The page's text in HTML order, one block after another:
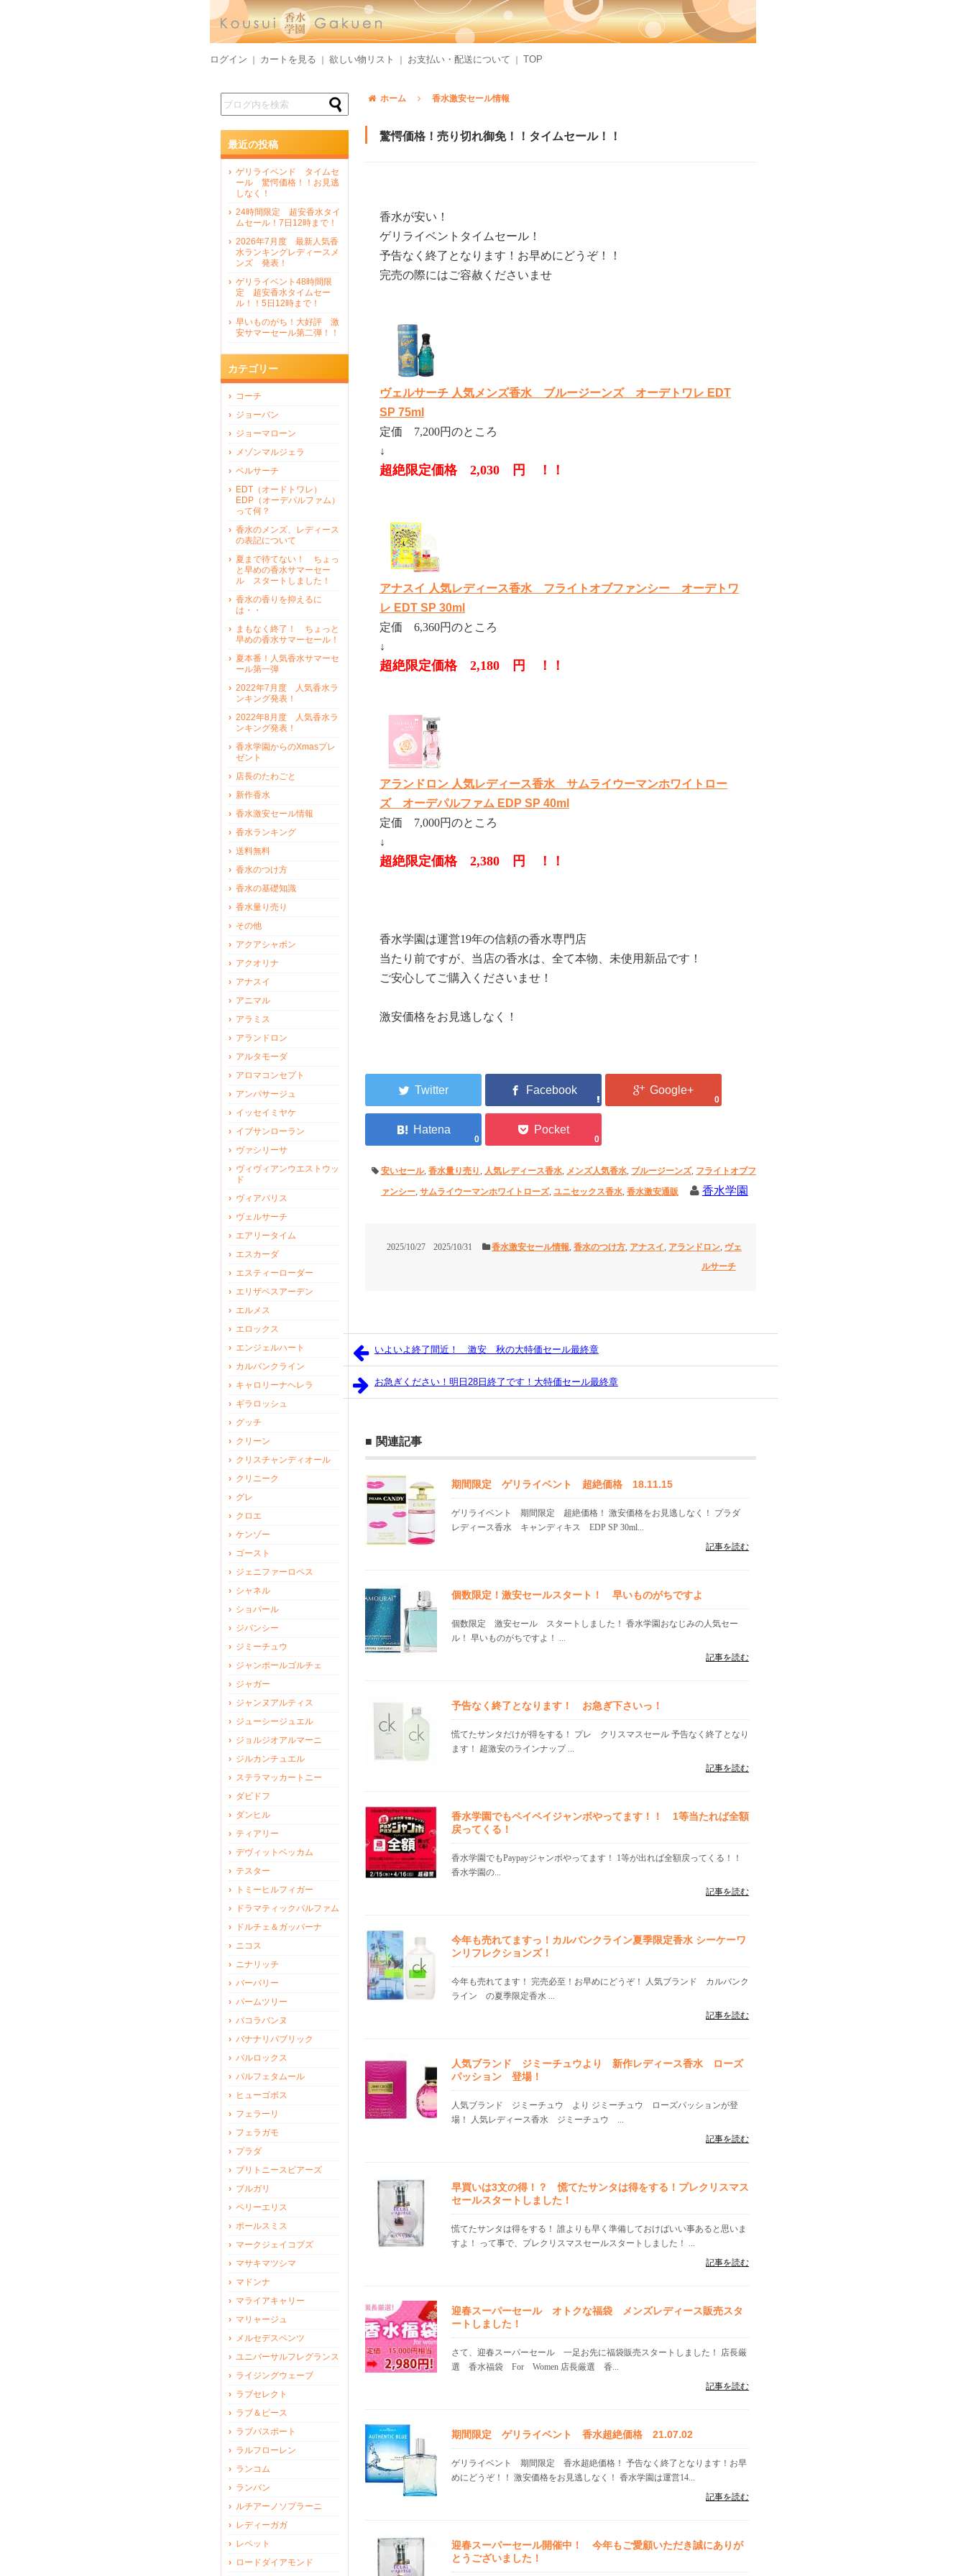
ログイン カートを見る 欲しい物リスト お支払い・配送について TOP
ホーム 香水激安セール情報
驚愕価格！売り切れ御免！！タイムセール！！
香水が安い！
ゲリライベントタイムセール！
予告なく終了となります！お早めにどうぞ！！
完売の際にはご容赦くださいませ
ヴェルサーチ 人気メンズ香水 ブルージーンズ オーデトワレ EDT
SP 75ml
定価 7,200円のところ
↓
超絶限定価格 2,030 円 ！！
アナスイ 人気レディース香水 フライトオブファンシー オーデトワ
レ EDT SP 30ml
定価 6,360円のところ
↓
超絶限定価格 2,180 円 ！！
アランドロン 人気レディース香水 サムライウーマンホワイトロー
ズ オーデパルファム EDP SP 40ml
定価 7,000円のところ
↓
超絶限定価格 2,380 円 ！！
香水学園は運営19年の信頼の香水専門店
当たり前ですが、当店の香水は、全て本物、未使用新品です！
ご安心してご購入くださいませ！
激安価格をお見逃しなく！
0
0 0
安いセール, 香水量り売り, 人気レディース香水, メンズ人気香水, ブルージーンズ, フライトオブフ
ァンシー, サムライウーマンホワイトローズ, ユニセックス香水, 香水激安通販 香水学園
2025/10/27 2025/10/31 香水激安セール情報, 香水のつけ方, アナスイ, アランドロン, ヴェ
ルサーチ
いよいよ終了間近！ 激安 秋の大特価セール最終章
お急ぎください！明日28日終了です！大特価セール最終章
関連記事
期間限定 ゲリライベント 超絶価格 18.11.15
ゲリライベント 期間限定 超絶価格！ 激安価格をお見逃しなく！ プラダ
レディース香水 キャンディキス EDP SP 30ml...
記事を読む
個数限定！激安セールスタート！ 早いものがちですよ
個数限定 激安セール スタートしました！ 香水学園おなじみの人気セー
ル！ 早いものがちですよ！ ...
記事を読む
予告なく終了となります！ お急ぎ下さいっ！
慌てたサンタだけが得をする！ プレ クリスマスセール 予告なく終了となり
ます！ 超激安のラインナップ ...
記事を読む
香水学園でもペイペイジャンボやってます！！ 1等当たれば全額
戻ってくる！
香水学園でもPaypayジャンボやってます！ 1等が出れば全額戻ってくる！！
香水学園の...
記事を読む
今年も売れてますっ！カルバンクライン夏季限定香水 シーケーワ
ンリフレクションズ！
今年も売れてます！ 完売必至！お早めにどうぞ！ 人気ブランド カルバンク
ライン の夏季限定香水 ...
記事を読む
人気ブランド ジミーチュウより 新作レディース香水 ローズ
パッション 登場！
人気ブランド ジミーチュウ より ジミーチュウ ローズパッションが登
場！ 人気レディース香水 ジミーチュウ ...
記事を読む
早買いは3文の得！？ 慌てたサンタは得をする！プレクリスマス
セールスタートしました！
慌てたサンタは得をする！ 誰よりも早く準備しておけばいい事あると思いま
すよ！ って事で、プレクリスマスセールスタートしました！ ...
記事を読む
迎春スーパーセール オトクな福袋 メンズレディース販売スタ
ートしました！
さて、迎春スーパーセール 一足お先に福袋販売スタートしました！ 店長厳
選 香水福袋 For Women 店長厳選 香...
記事を読む
期間限定 ゲリライベント 香水超絶価格 21.07.02
ゲリライベント 期間限定 香水超絶価格！ 予告なく終了となります！お早
めにどうぞ！！ 激安価格をお見逃しなく！ 香水学園は運営14...
記事を読む
迎春スーパーセール開催中！ 今年もご愛顧いただき誠にありが
とうございました！
最近の投稿
ゲリライベンド タイムセ
ール 驚愕価格！！お見逃
しなく！
24時間限定 超安香水タイ
ムセール！7日12時まで！
2026年7月度 最新人気香
水ランキングレディースメ
ンズ 発表！
ゲリライベント48時間限
定 超安香水タイムセー
ル！！5日12時まで！
早いものがち！大好評 激
安サマーセール第二弾！！
カテゴリー
コーチ
ジョーバン
ジョーマローン
メゾンマルジェラ
ベルサーチ
EDT（オードトワレ）
EDP（オーデパルファム）
って何？
香水のメンズ、レディース
の表記について
夏まで待てない！ ちょっ
と早めの香水サマーセー
ル スタートしました！
香水の香りを抑えるに
は・・
まもなく終了！ ちょっと
早めの香水サマーセール！
夏本番！人気香水サマーセ
ール第一弾
2022年7月度 人気香水ラ
ンキング発表！
2022年8月度 人気香水ラ
ンキング発表！
香水学園からのXmasプレ
ゼント
店長のたわごと
新作香水
香水激安セール情報
香水ランキング
送料無料
香水のつけ方
香水の基礎知識
香水量り売り
その他
アクアシャボン
アクオリナ
アナスイ
アニマル
アラミス
アランドロン
アルタモーダ
アロマコンセプト
アンパサージュ
イッセイミヤケ
イブサンローラン
ヴァシリーサ
ヴィヴィアンウエストウッ
ド
ヴィアパリス
ヴェルサーチ
エアリータイム
エスカーダ
エスティーローダー
エリザベスアーデン
エルメス
エロックス
エンジェルハート
カルバンクライン
キャロリーナヘレラ
ギラロッシュ
グッチ
クリーン
クリスチャンディオール
クリニーク
グレ
クロエ
ケンゾー
ゴースト
ジェニファーロペス
シャネル
ショパール
ジバンシー
ジミーチュウ
ジャンポールゴルチェ
ジャガー
ジャンヌアルティス
ジューシージュエル
ジョルジオアルマーニ
ジルカンチュエル
ステラマッカートニー
ダビドフ
ダンヒル
ティアリー
デヴィットベッカム
テスター
トミーヒルフィガー
ドラマティックパルファム
ドルチェ＆ガッバーナ
ニコス
ニナリッチ
バーバリー
パームツリー
パコラバンヌ
バナナリパブリック
パルロックス
パルフェタムール
ヒューゴボス
フェラーリ
フェラガモ
プラダ
ブリトニースピアーズ
ブルガリ
ペリーエリス
ポールスミス
マークジェイコブズ
マサキマツシマ
マドンナ
マライアキャリー
マリャージュ
メルセデスベンツ
ユニバーサルフレグランス
ライジングウェーブ
ラブセレクト
ラブ＆ピース
ラブパスポート
ラルフローレン
ランコム
ランバン
ルチアーノソプラーニ
レディーガガ
レペット
ロードダイアモンド